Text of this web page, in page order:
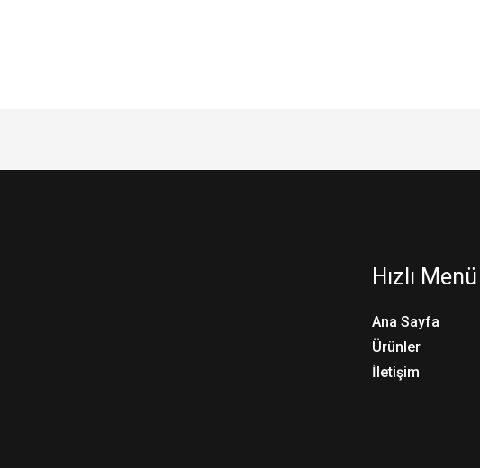
Hızlı Menü
Ana Sayfa
Ürünler
İletişim